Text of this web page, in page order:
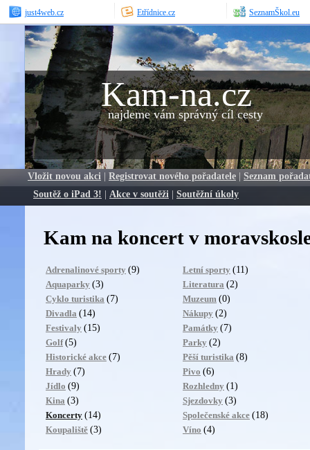
just4web.cz Etřídnice.cz SeznamŠkol.eu
Kam-na.cz
najdeme vám správný cíl cesty
Vložit novou akci | Registrovat nového pořadatele | Seznam
Soutěž o iPad 3! | Akce v soutěži | Soutěžní úkoly
Kam na koncert v
Adrenalinové sporty (9)
Aquaparky (3)
Cyklo turistika (7)
Divadla (14)
Festivaly (15)
Golf (5)
Historické akce (7)
Hrady (7)
Jídlo (9)
Kina (3)
Koncerty (14)
Koupaliště (3)
Letní sporty (11)
Literatura (2)
Muzeum (0)
Nákupy (2)
Památky (7)
Parky (2)
Pěší turistika (8)
Pivo (6)
Rozhledny (1)
Sjezdovky (3)
Společenské akce (18)
Víno (4)